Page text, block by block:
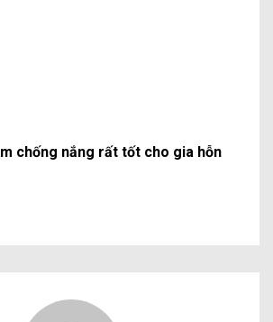
chống nắng rất tốt cho gia hỗn